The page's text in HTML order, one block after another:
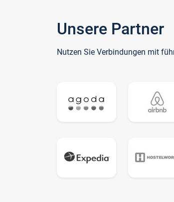
Unsere Partner
Nutzen Sie Verbindungen mit